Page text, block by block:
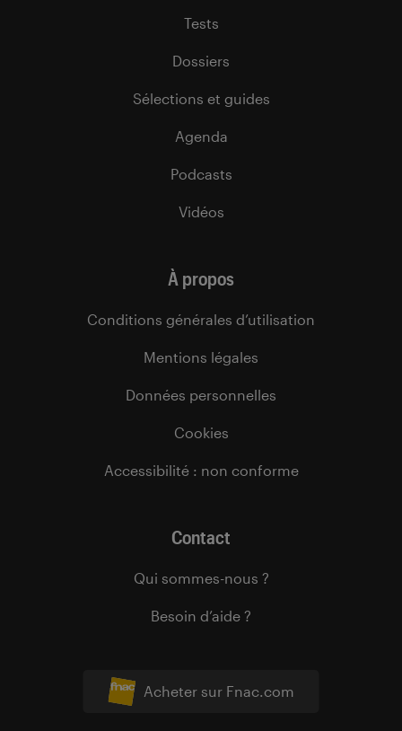
Acheter sur Fnac.com
Tests
Dossiers
Sélections et guides
Agenda
Podcasts
Vidéos
À propos
Conditions générales d’utilisation
Mentions légales
Données personnelles
Cookies
Accessibilité : non conforme
Contact
Qui sommes-nous ?
Besoin d’aide ?